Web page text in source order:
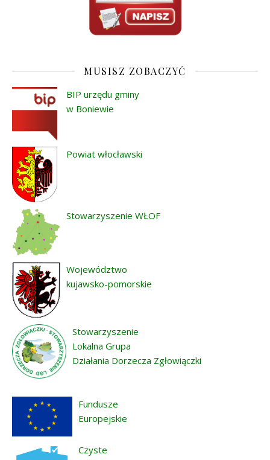
MUSISZ ZOBACZYĆ
BIP urzędu gminy
w Boniewie
Powiat włocławski
Stowarzyszenie WŁOF
Województwo
kujawsko-pomorskie
Stowarzyszenie
Lokalna Grupa
Działania Dorzecza Zgłowiączki
Fundusze
Europejskie
Czyste